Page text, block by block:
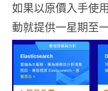
如果以原價入手使
動就提供一星期至